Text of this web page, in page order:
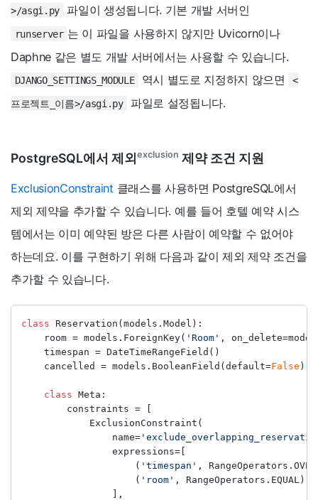
>/asgi.py 파일이 생성됩니다. 기본 개발 서버인
runserver 는 이 파일을 사용하지 않지만 Uvicorn이나
Daphne 같은 별도 개발 서버에서는 사용할 수 있습니다.
DJANGO_SETTINGS_MODULE 역시 별도로 지정하지 않으면 <
프로젝트_이름>/asgi.py 파일로 설정됩니다.
PostgreSQL에서 제외exclusion 제약 조건 지원
ExclusionConstraint 클래스를 사용하면 PostgreSQL에서
제외 제약을 추가할 수 있습니다. 예를 들어 호텔 예약 시스
템에서는 이미 예약된 방은 다른 사람이 예약할 수 없어야
하는데요. 이를 구현하기 위해 다음과 같이 제외 제약 조건을
추가할 수 있습니다.
class Reservation(models.Model):
    room
= models.ForeignKey( 'Room' , on_delete=
    timespan
= DateTimeRangeField()
    cancelled
= models.BooleanField(default=False )
class Meta:
        constraints
= [
            ExclusionConstraint(
                name
=
                expressions
= [
                    (
'timespan' ,
                    (
'room' , RangeOperators.EQUAL),
                ],